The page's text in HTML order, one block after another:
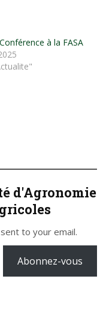
à la FASA
d'Agronomie
to your email.
Abonnez-vous